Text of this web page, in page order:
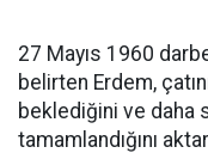
27 Mayıs 1960
belirten Erdem,
beklediğini ve daha
tamamlandığını